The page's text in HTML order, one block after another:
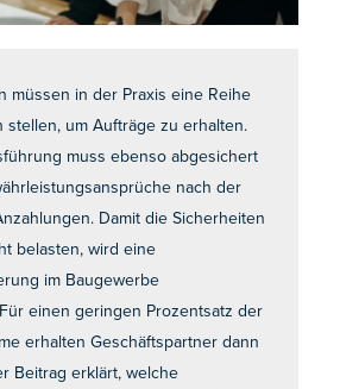
müssen in der Praxis eine Reihe
stellen, um Aufträge zu erhalten.
muss ebenso abgesichert
nach der
Damit die Sicherheiten
belasten, wird eine
im Baugewerbe
einen geringen Prozentsatz der
erhalten Geschäftspartner dann
Beitrag erklärt, welche